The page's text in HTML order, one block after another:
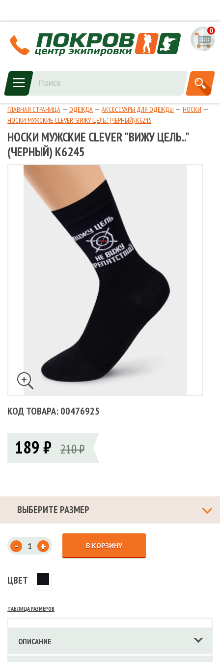
0
ГЛАВНАЯ СТРАНИЦА ОДЕЖДА АКСЕССУАРЫ ДЛЯ ОДЕЖДЫ
НОСКИ
НОСКИ МУЖСКИЕ CLEVER "ВИЖУ ЦЕЛЬ.." (ЧЕРНЫЙ) К6245
НОСКИ МУЖСКИЕ CLEVER "ВИЖУ ЦЕЛЬ.."
(ЧЕРНЫЙ) К6245
КОД ТОВАРА: 00476925
189 ₽ 210 ₽
ВЫБЕРИТЕ РАЗМЕР
- + В КОРЗИНУ
ЦВЕТ
ТАБЛИЦА РАЗМЕРОВ
ОПИСАНИЕ